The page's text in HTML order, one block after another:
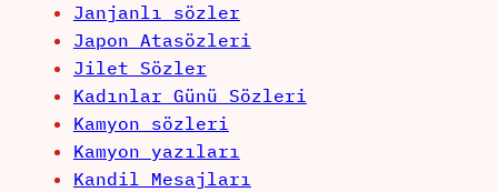
Janjanlı sözler
Japon Atasözleri
Jilet Sözler
Kadınlar Günü Sözleri
Kamyon sözleri
Kamyon yazıları
Kandil Mesajları